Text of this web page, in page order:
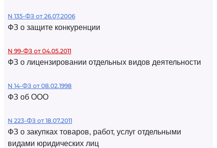
N 135-ФЗ от 26.07.2006
ФЗ о защите конкуренции
N 99-ФЗ от 04.05.2011
ФЗ о лицензировании отдельных видов деятельности
N 14-ФЗ от 08.02.1998
ФЗ об ООО
N 223-ФЗ от 18.07.2011
ФЗ о закупках товаров, работ, услуг отдельными
видами юридических лиц